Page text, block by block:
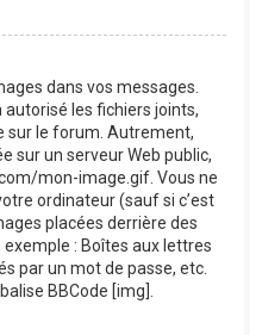
dans vos messages.
autorisé les fichiers joints,
sur le forum. Autrement,
sur un serveur Web public,
mon-image.gif. Vous ne
ordinateur (sauf si c’est
placées derrière des
: Boîtes aux lettres
par un mot de passe, etc.
BBCode [img].